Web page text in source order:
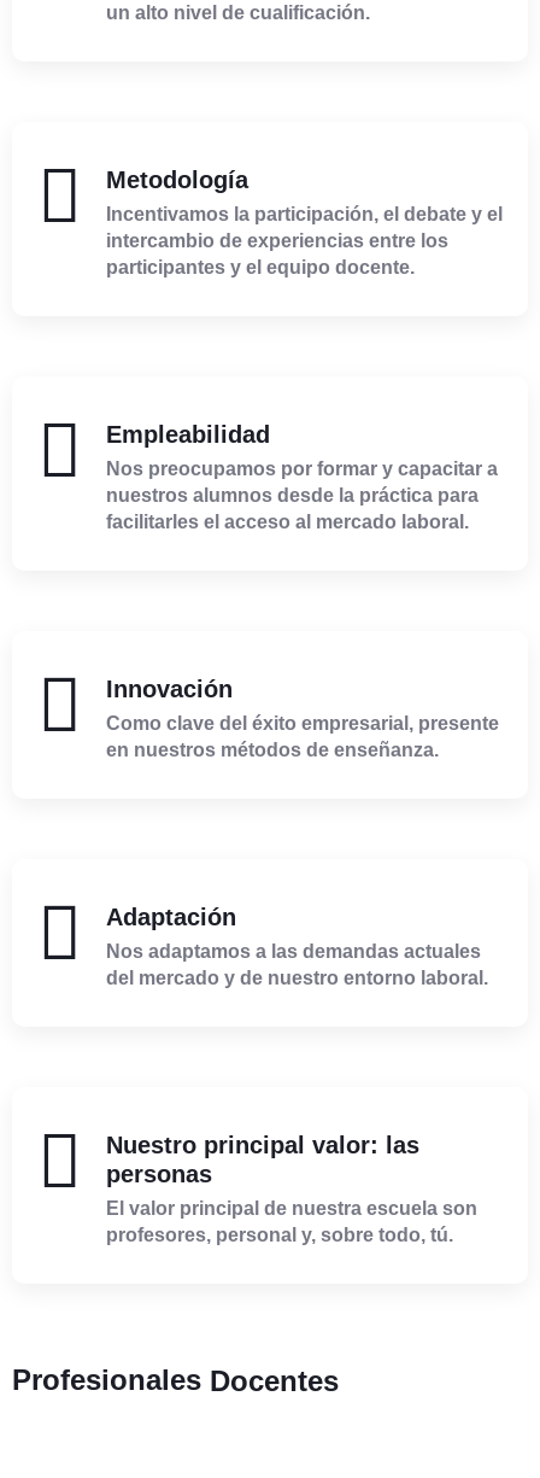
un alto nivel de cualificación.
Metodología
Incentivamos la participación, el debate y el
intercambio de experiencias entre los
participantes y el equipo docente.
Empleabilidad
Nos preocupamos por formar y capacitar a
nuestros alumnos desde la práctica para
facilitarles el acceso al mercado laboral.
Innovación
Como clave del éxito empresarial, presente
en nuestros métodos de enseñanza.
Adaptación
Nos adaptamos a las demandas actuales
del mercado y de nuestro entorno laboral.
Nuestro principal valor: las
personas
El valor principal de nuestra escuela son
profesores, personal y, sobre todo, tú.
Profesionales Docentes